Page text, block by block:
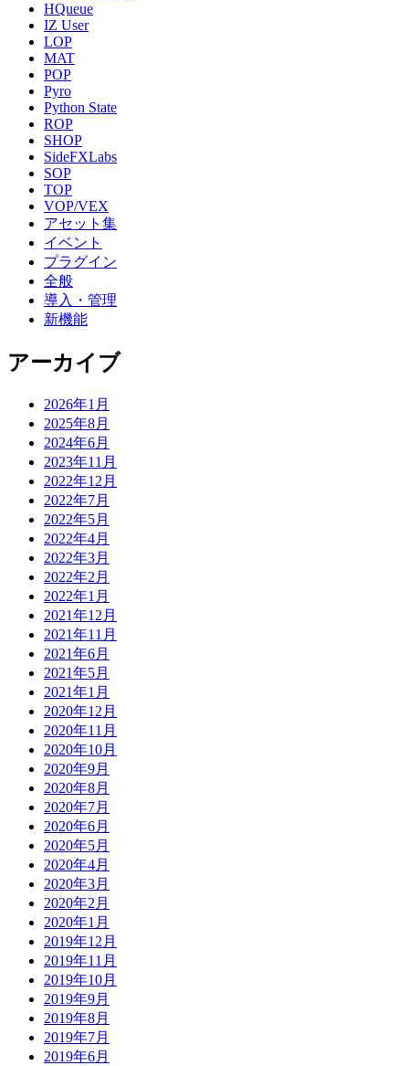
HQueue
IZ User
LOP
MAT
POP
Pyro
Python State
ROP
SHOP
SideFXLabs
SOP
TOP
VOP/VEX
アセット集
イベント
プラグイン
全般
導入・管理
新機能
アーカイブ
2026年1月
2025年8月
2024年6月
2023年11月
2022年12月
2022年7月
2022年5月
2022年4月
2022年3月
2022年2月
2022年1月
2021年12月
2021年11月
2021年6月
2021年5月
2021年1月
2020年12月
2020年11月
2020年10月
2020年9月
2020年8月
2020年7月
2020年6月
2020年5月
2020年4月
2020年3月
2020年2月
2020年1月
2019年12月
2019年11月
2019年10月
2019年9月
2019年8月
2019年7月
2019年6月